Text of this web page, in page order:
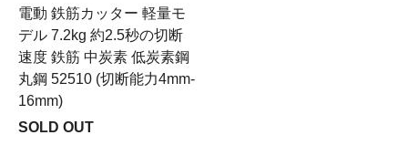
電動 鉄筋カッター 軽量モ
デル 7.2kg 約2.5秒の切断
速度 鉄筋 中炭素 低炭素鋼
丸鋼 52510 (切断能力4mm-
16mm)
SOLD OUT